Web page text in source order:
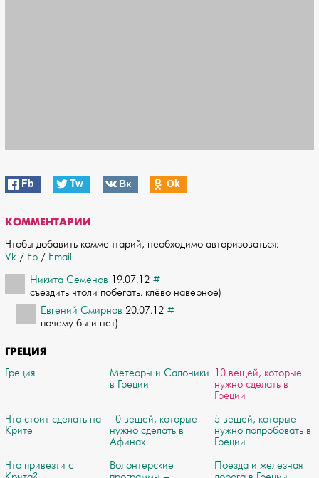
Fb Tw Вк Оk
КОММЕНТАРИИ
Чтобы добавить комментарий, необходимо авторизоваться:
Vk / Fb / Email
Никита Семёнов 19.07.12 #
съездить чтоли побегать. клёво наверное)
Евгений Смирнов 20.07.12 #
почему бы и нет)
ГРЕЦИЯ
Греция
Метеоры и Салоники
в Греции
10 вещей, которые
нужно сделать в
Греции
Что стоит сделать на
Крите
10 вещей, которые
нужно сделать в
Афинах
5 вещей, которые
нужно попробовать в
Греции
Что привезти с
Волонтерские
Поезда и железная